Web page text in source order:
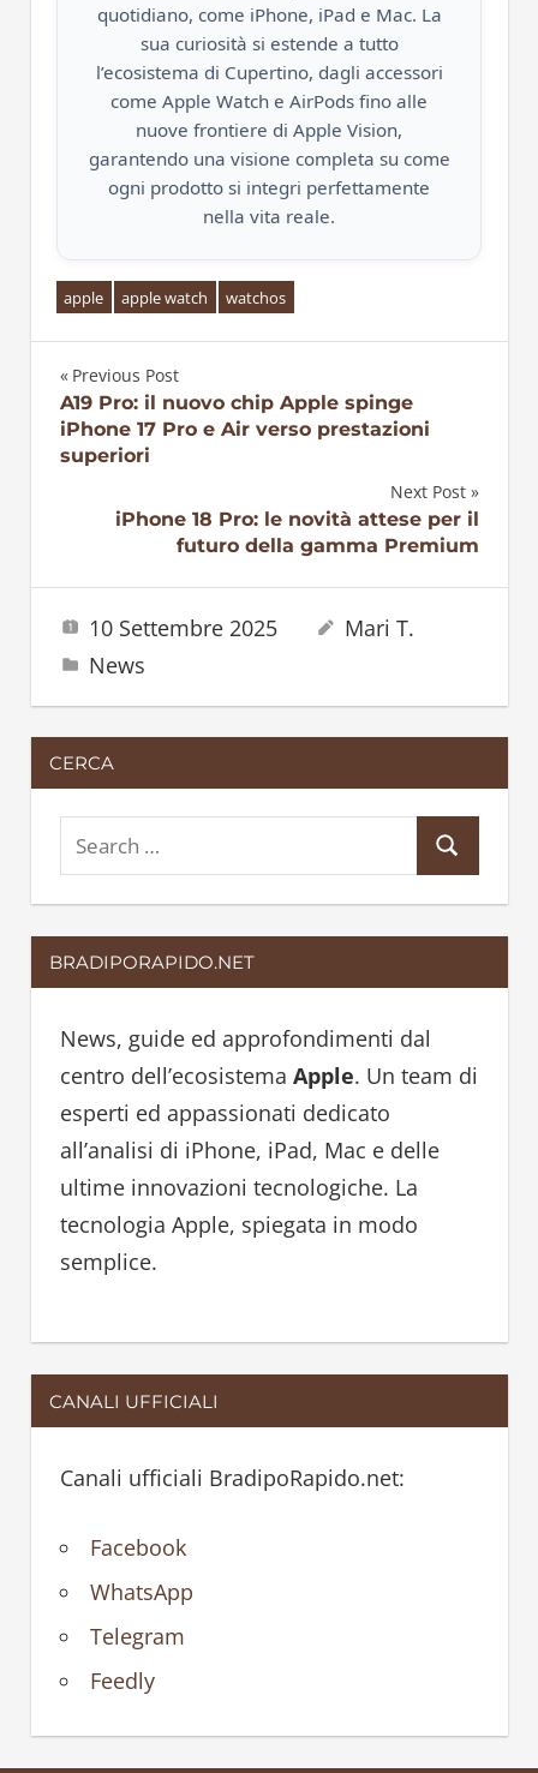
quotidiano, come iPhone, iPad e Mac. La
sua curiosità si estende a tutto
l’ecosistema di Cupertino, dagli accessori
come Apple Watch e AirPods fino alle
nuove frontiere di Apple Vision,
garantendo una visione completa su come
ogni prodotto si integri perfettamente
nella vita reale.
apple apple watch watchos
Navigazione
articoli
Previous Post
A19 Pro: il nuovo chip Apple spinge
iPhone 17 Pro e Air verso prestazioni
superiori
Next Post
iPhone 18 Pro: le novità attese per il
futuro della gamma Premium
10 Settembre 2025
Mari T.
News
CERCA
e
a
r
c
e
a
BRADIPORAPIDO.NET
News, guide ed approfondimenti dal
centro dell’ecosistema Apple. Un team di
esperti ed appassionati dedicato
all’analisi di iPhone, iPad, Mac e delle
ultime innovazioni tecnologiche. La
tecnologia Apple, spiegata in modo
semplice.
CANALI UFFICIALI
Canali ufficiali BradipoRapido.net:
Facebook
WhatsApp
Telegram
Feedly